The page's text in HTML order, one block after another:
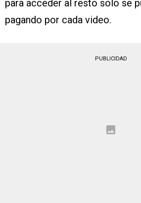
para acceder al resto solo se
pagando por cada video.
PUBLICIDAD